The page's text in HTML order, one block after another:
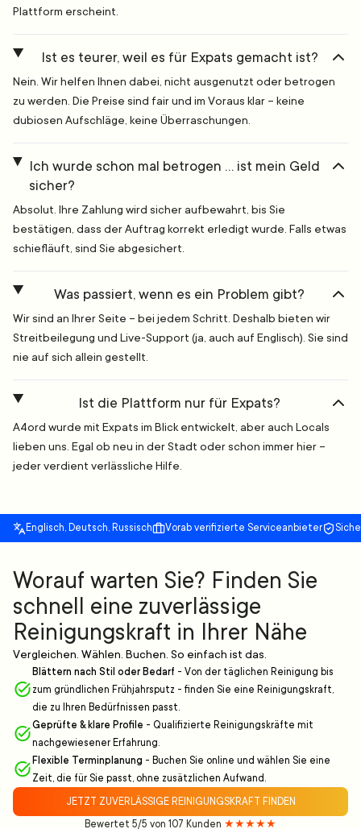
Plattform erscheint.
Ist es teurer, weil es für Expats gemacht ist?
Nein. Wir helfen Ihnen dabei, nicht ausgenutzt oder betrogen
zu werden. Die Preise sind fair und im Voraus klar – keine
dubiosen Aufschläge, keine Überraschungen.
Ich wurde schon mal betrogen … ist mein Geld
sicher?
Absolut. Ihre Zahlung wird sicher aufbewahrt, bis Sie
bestätigen, dass der Auftrag korrekt erledigt wurde. Falls etwas
schiefläuft, sind Sie abgesichert.
Was passiert, wenn es ein Problem gibt?
Wir sind an Ihrer Seite – bei jedem Schritt. Deshalb bieten wir
Streitbeilegung und Live-Support (ja, auch auf Englisch). Sie sind
nie auf sich allein gestellt.
Ist die Plattform nur für Expats?
A4ord wurde mit Expats im Blick entwickelt, aber auch Locals
lieben uns. Egal ob neu in der Stadt oder schon immer hier –
jeder verdient verlässliche Hilfe.
Englisch, Deutsch, Russisch Vorab verifizierte Serviceanbieter
Worauf warten Sie? Finden Sie
schnell eine zuverlässige
Reinigungskraft in Ihrer Nähe
Vergleichen. Wählen. Buchen. So einfach ist das.
Blättern nach Stil oder Bedarf - Von der täglichen Reinigung bis
zum gründlichen Frühjahrsputz - finden Sie eine Reinigungskraft,
die zu Ihren Bedürfnissen passt.
Geprüfte & klare Profile - Qualifizierte Reinigungskräfte mit
nachgewiesener Erfahrung.
Flexible Terminplanung - Buchen Sie online und wählen Sie eine
Zeit, die für Sie passt, ohne zusätzlichen Aufwand.
JETZT ZUVERLÄSSIGE REINIGUNGSKRAFT FINDEN
Bewertet 5/5 von 107 Kunden ★★★★★